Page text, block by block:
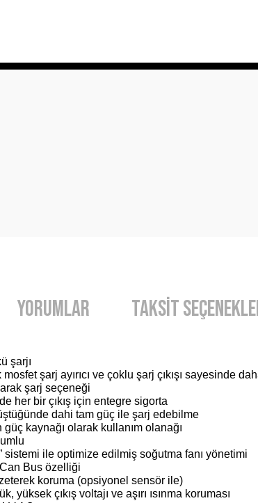
Yorumlar Taksit
şarjı
şarj ayırıcı ve çoklu şarj çıkışı sayesinde
şarj seçeneği
her bir çıkış için entegre sigorta
dahi tam güç ile şarj edebilme
kaynağı olarak kullanım olanağı
sistemi ile optimize edilmiş soğutma fanı yönetimi
Bus özelliği
koruma (opsiyonel sensör ile)
yüksek çıkış voltajı ve aşırı ısınma koruması